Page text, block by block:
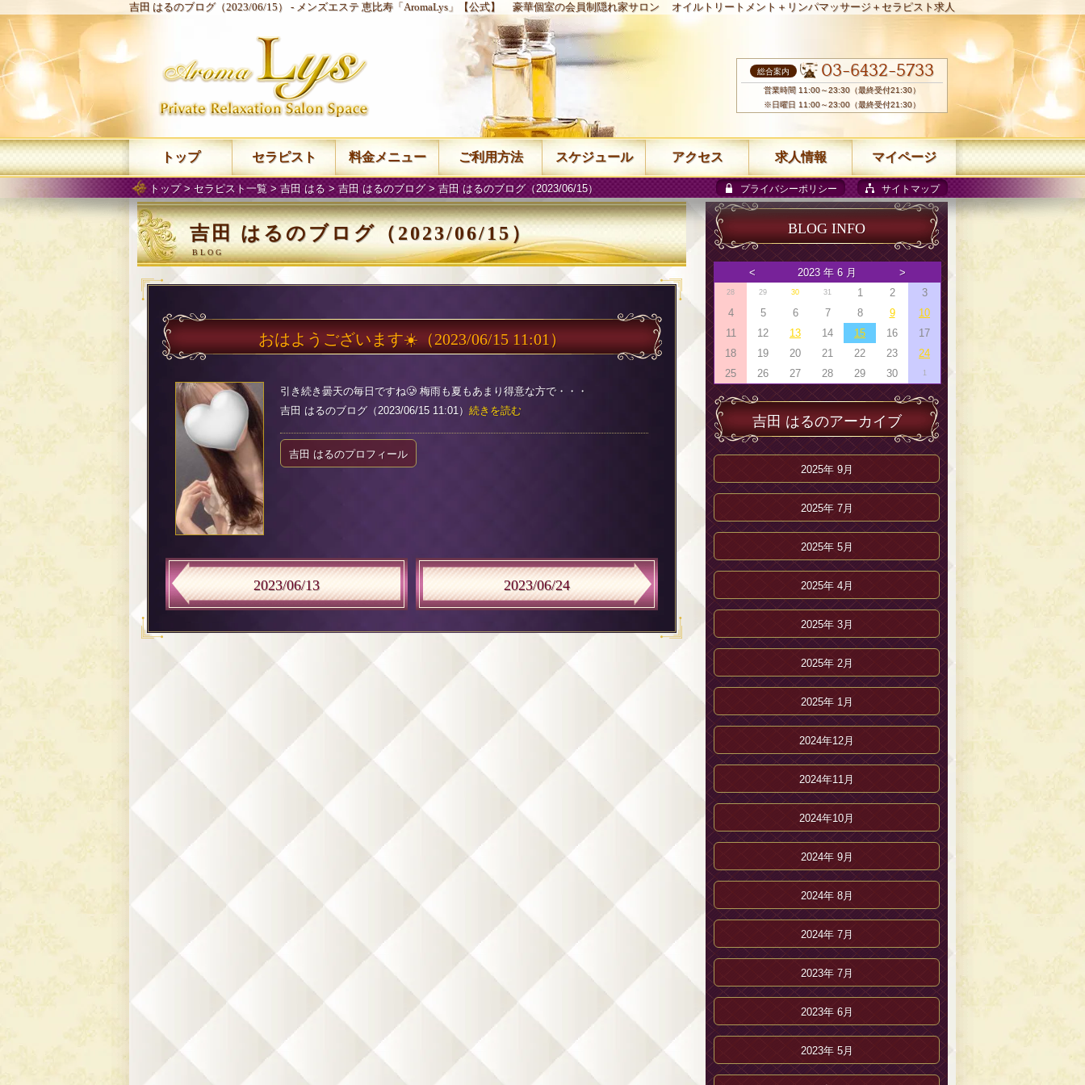
吉田 はるのブログ（2023/06/15） - メンズエステ 恵比寿「AromaLys」【公式】 豪華個室の会員制隠れ家サロン オイルトリートメント＋リンパマッサージ＋セラピスト求人
トップ> セラピスト一覧>吉田 はる > 吉田 はるのブログ> 吉田 はるのブログ（2023/06/15） プライバシーポリシー サイトマップ
吉田 はるのブログ（2023/06/15）
おはようございます☀️（2023/06/15 11:01）
引き続き曇天の毎日ですね🥲 梅雨も夏もあまり得意な方で・・・
吉田 はるのブログ（2023/06/15 11:01） 続きを読む
吉田 はるのプロフィール
2023/06/13 2023/06/24
BLOG INFO
< 2023 年 6 月 >
28 29 30 31 1 2
3
4
5 6 7 8 9
10
11
12 13 14 15 16
17
18
19 20 21 22 23
24
25
26 27 28 29 30 1
吉田 はるのアーカイブ
2025年 9月
2025年 7月
2025年 5月
2025年 4月
2025年 3月
2025年 2月
2025年 1月
2024年12月
2024年11月
2024年10月
2024年 9月
2024年 8月
2024年 7月
2023年 7月
2023年 6月
2023年 5月
総合案内 03-6432-5733
営業時間 11:00～23:30（最終受付21:30）
※日曜日 11:00～23:00（最終受付21:30）
トップ セラピスト 料金メニュー ご利用方法 スケジュール アクセス 求人情報 マイページ